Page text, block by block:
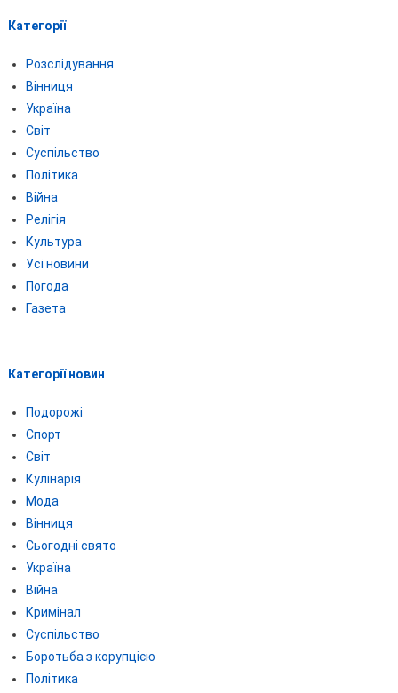
Категорії
Розслідування
Вінниця
Україна
Світ
Суспільство
Політика
Війна
Релігія
Культура
Усі новини
Погода
Газета
Категорії новин
Подорожі
Спорт
Світ
Кулінарія
Мода
Вінниця
Сьогодні свято
Україна
Війна
Кримінал
Суспільство
Боротьба з корупцією
Політика